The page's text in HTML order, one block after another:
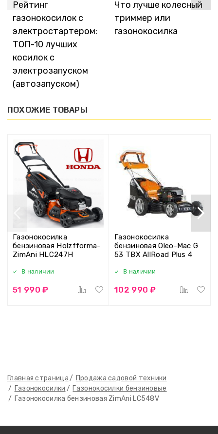
Главная страница
Продажа садовой техники
Газонокосилки
Газонокосилки бензиновые
Газонокосилка бензиновая ZimAni LC548V
Рейтинг
газонокосилок с
электростартером:
ТОП-10 лучших
косилок с
электрозапуском
(автозапуском)
Что лучше колесный
триммер или
газонокосилка
ПОХОЖИЕ ТОВАРЫ
Газонокосилка
бензиновая Holzfforma-
ZimAni HLC247H
В наличии
51 990 ₽
Газонокосилка
бензиновая Oleo-Mac G
53 TBX AllRoad Plus 4
В наличии
102 990 ₽